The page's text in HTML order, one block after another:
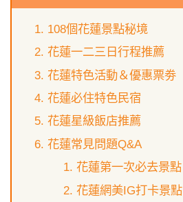
108個花蓮景點秘境
花蓮一二三日行程推薦
花蓮特色活動＆優惠票劵
花蓮必住特色民宿
花蓮星級飯店推薦
花蓮常見問題Q&A
花蓮第一次必去景點
花蓮網美IG打卡景點